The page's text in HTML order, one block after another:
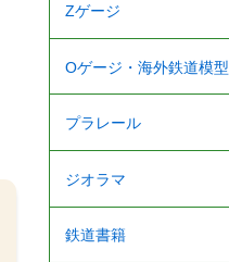
Zゲージ
Oゲージ・海外鉄道模型
プラレール
ジオラマ
鉄道書籍